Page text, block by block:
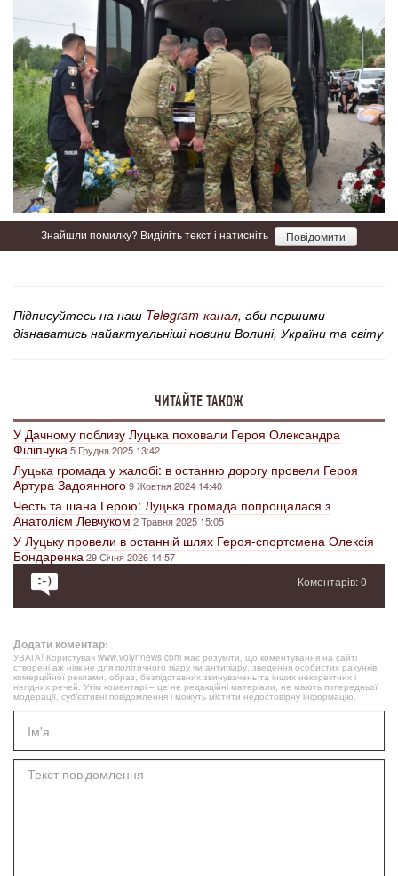
Знайшли помилку? Виділіть текст і натисніть Повідомити
Підписуйтесь на наш Telegram-канал, аби першими
дізнаватись найактуальніші новини Волині, України та світу
ЧИТАЙТЕ ТАКОЖ
У Дачному поблизу Луцька поховали Героя Олександра
Філіпчука5 Грудня 2025 13:42
Луцька громада у жалобі: в останню дорогу провели Героя
Артура Задоянного9 Жовтня 2024 14:40
Честь та шана Герою: Луцька громада попрощалася з
Анатолієм Левчуком2 Травня 2025 15:05
У Луцьку провели в останній шлях Героя-спортсмена Олексія
Бондаренка29 Січня 2026 14:57
Коментарів: 0
Додати коментар:
УВАГА! Користувач www.volynnews.com має розуміти, що коментування на сайті
створені аж ніяк не для політичного піару чи антипіару, зведення особистих рахунків,
комерційної реклами, образ, безпідставних звинувачень та інших некоректних і
негідних речей. Утім коментарі – це не редакційні матеріали, не мають попередньої
модерації, суб’єктивні повідомлення і можуть містити недостовірну інформацію.